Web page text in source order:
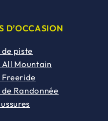
D’OCCASION
de piste
All Mountain
Freeride
de Randonnée